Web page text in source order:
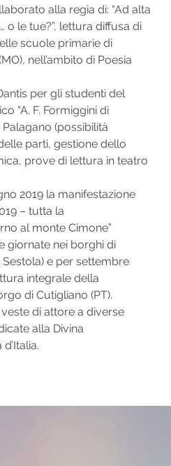
alla regia di: “Ad alta
o le tue?”, lettura diffusa di
scuole primarie di
nell’ambito di Poesia
per gli studenti del
“A. F. Formiggini di
(possibilità
parti, gestione dello
prove di lettura in teatro
2019 la manifestazione
– tutta la
al monte Cimone”
giornate nei borghi di
e per settembre
integrale della
di Cutigliano (PT).
di attore a diverse
alla Divina